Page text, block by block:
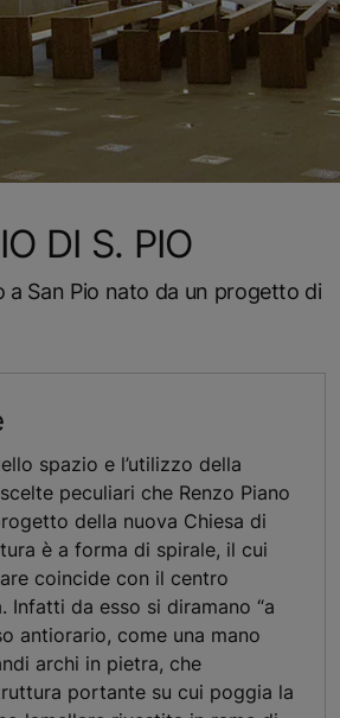
DI S. PIO
a San Pio nato da un progetto di
spazio e l’utilizzo della
peculiari che Renzo Piano
della nuova Chiesa di
è a forma di spirale, il cui
coincide con il centro
Infatti da esso si diramano “a
antiorario, come una mano
archi in pietra, che
portante su cui poggia la